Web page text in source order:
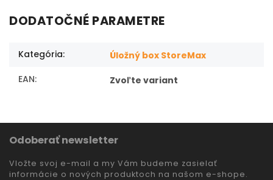
DODATOČNÉ PARAMETRE
Kategória:
Úložný box StoreMax
EAN: Zvoľte variant
Odoberať newsletter
Vložte svoj e-mail a my Vám budeme zasielať
informácie o nových produktoch na našom e-shope.